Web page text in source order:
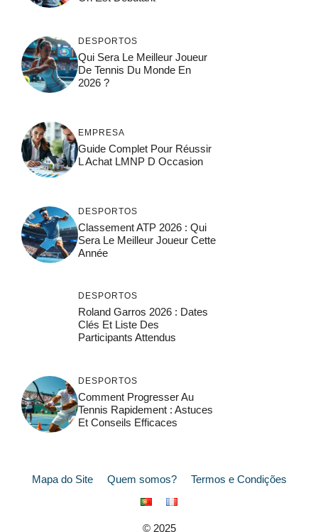
DESPORTOS
Qui Sera Le Meilleur Joueur
De Tennis Du Monde En
2026 ?
EMPRESA
Guide Complet Pour Réussir
L Achat LMNP D Occasion
DESPORTOS
Classement ATP 2026 : Qui
Sera Le Meilleur Joueur Cette
Année
DESPORTOS
Roland Garros 2026 : Dates
Clés Et Liste Des
Participants Attendus
DESPORTOS
Comment Progresser Au
Tennis Rapidement : Astuces
Et Conseils Efficaces
Mapa do Site Quem somos? Termos e Condições
© 2025